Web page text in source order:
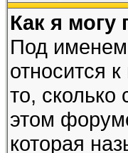
Как я могу
Под именем
относится
то,
этом
которая